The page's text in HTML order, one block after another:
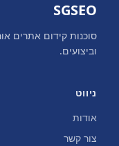
SGSEO
וביצועים.
ניווט
אודות
צור קשר